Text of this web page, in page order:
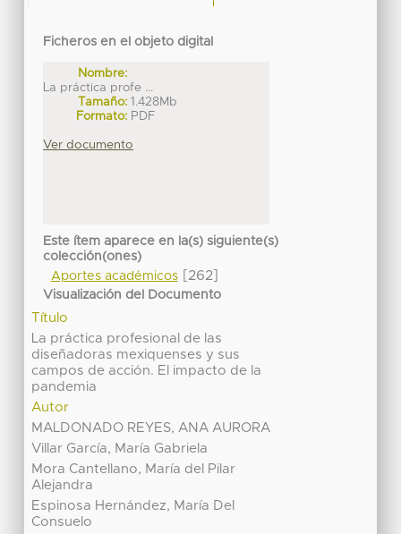
Ficheros en el objeto digital
Nombre:
La práctica profe ...
Tamaño: 1.428Mb
Formato: PDF
Ver documento
Este ítem aparece en la(s) siguiente(s)
colección(ones)
Aportes académicos[262]
Visualización del Documento
Título
La práctica profesional de las
diseñadoras mexiquenses y sus
campos de acción. El impacto de la
pandemia
Autor
MALDONADO REYES, ANA AURORA
Villar García, María Gabriela
Mora Cantellano, María del Pilar
Alejandra
Espinosa Hernández, María Del
Consuelo